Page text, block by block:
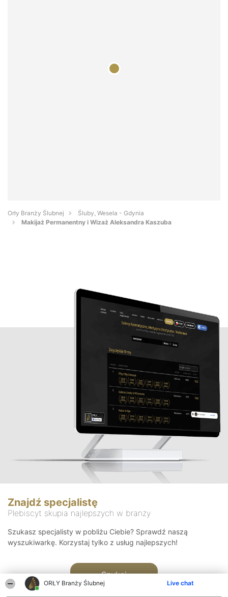
ORŁY Branży Ślubnej Live chat
Orły Branży Ślubnej
Śluby, Wesela - Gdynia
Makijaż Permanentny i Wizaż Aleksandra Kaszuba
Znajdź specjalistę
Plebiscyt skupia najlepszych w branży
Szukasz specjalisty w pobliżu Ciebie? Sprawdź naszą
wyszukiwarkę. Korzystaj tylko z usług najlepszych!
Szukaj